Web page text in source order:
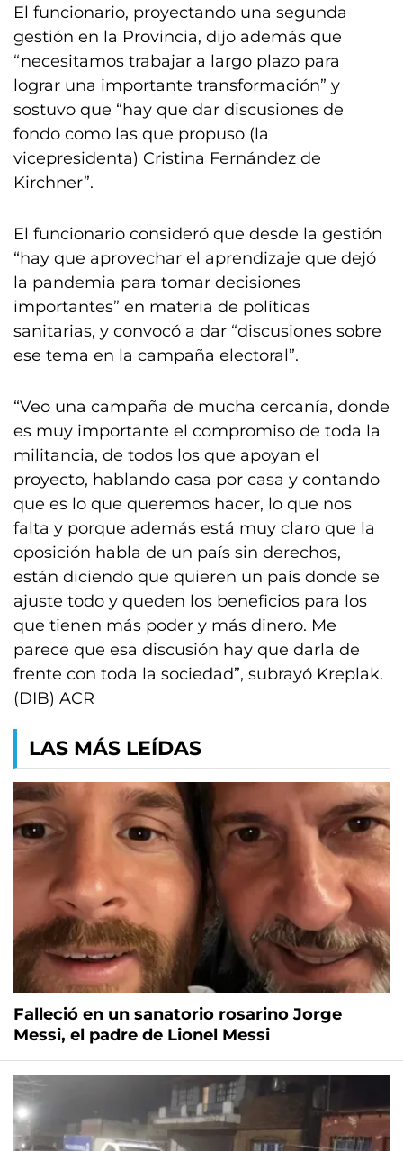
El funcionario, proyectando una segunda
gestión en la Provincia, dijo además que
“necesitamos trabajar a largo plazo para
lograr una importante transformación” y
sostuvo que “hay que dar discusiones de
fondo como las que propuso (la
vicepresidenta) Cristina Fernández de
Kirchner”.
El funcionario consideró que desde la gestión
“hay que aprovechar el aprendizaje que dejó
la pandemia para tomar decisiones
importantes” en materia de políticas
sanitarias, y convocó a dar “discusiones sobre
ese tema en la campaña electoral”.
“Veo una campaña de mucha cercanía, donde
es muy importante el compromiso de toda la
militancia, de todos los que apoyan el
proyecto, hablando casa por casa y contando
que es lo que queremos hacer, lo que nos
falta y porque además está muy claro que la
oposición habla de un país sin derechos,
están diciendo que quieren un país donde se
ajuste todo y queden los beneficios para los
que tienen más poder y más dinero. Me
parece que esa discusión hay que darla de
frente con toda la sociedad”, subrayó Kreplak.
(DIB) ACR
LAS MÁS LEÍDAS
Falleció en un sanatorio rosarino Jorge
Messi, el padre de Lionel Messi